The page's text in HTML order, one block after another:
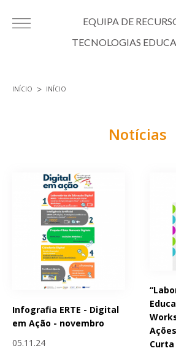
EQUIPA DE
TECNOLOGIAS
INÍCIO INÍCIO
Notícias
Infografia ERTE - Digital
em Ação - novembro
05.11.24
Curta
Páginas